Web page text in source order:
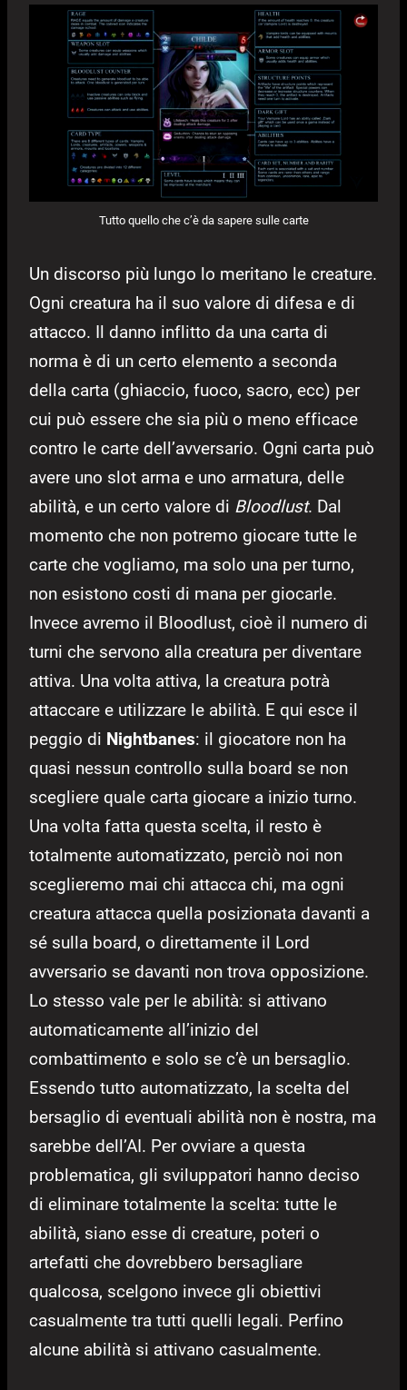
Tutto quello che c’è da sapere sulle carte
Un discorso più lungo lo meritano le creature.
Ogni creatura ha il suo valore di difesa e di
attacco. Il danno inflitto da una carta di
norma è di un certo elemento a seconda
della carta (ghiaccio, fuoco, sacro, ecc) per
cui può essere che sia più o meno efficace
contro le carte dell’avversario. Ogni carta può
avere uno slot arma e uno armatura, delle
abilità, e un certo valore di Bloodlust. Dal
momento che non potremo giocare tutte le
carte che vogliamo, ma solo una per turno,
non esistono costi di mana per giocarle.
Invece avremo il Bloodlust, cioè il numero di
turni che servono alla creatura per diventare
attiva. Una volta attiva, la creatura potrà
attaccare e utilizzare le abilità. E qui esce il
peggio di Nightbanes: il giocatore non ha
quasi nessun controllo sulla board se non
scegliere quale carta giocare a inizio turno.
Una volta fatta questa scelta, il resto è
totalmente automatizzato, perciò noi non
sceglieremo mai chi attacca chi, ma ogni
creatura attacca quella posizionata davanti a
sé sulla board, o direttamente il Lord
avversario se davanti non trova opposizione.
Lo stesso vale per le abilità: si attivano
automaticamente all’inizio del
combattimento e solo se c’è un bersaglio.
Essendo tutto automatizzato, la scelta del
bersaglio di eventuali abilità non è nostra, ma
sarebbe dell’AI. Per ovviare a questa
problematica, gli sviluppatori hanno deciso
di eliminare totalmente la scelta: tutte le
abilità, siano esse di creature, poteri o
artefatti che dovrebbero bersagliare
qualcosa, scelgono invece gli obiettivi
casualmente tra tutti quelli legali. Perfino
alcune abilità si attivano casualmente.